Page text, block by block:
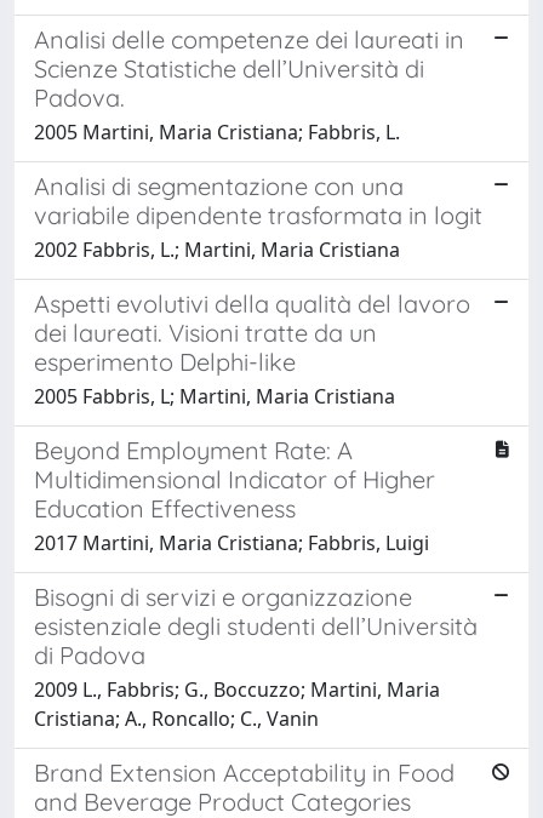
Analisi delle competenze dei laureati in
Scienze Statistiche dell’Università di
Padova.
2005 Martini, Maria Cristiana; Fabbris, L.
Analisi di segmentazione con una
variabile dipendente trasformata in logit
2002 Fabbris, L.; Martini, Maria Cristiana
Aspetti evolutivi della qualità del lavoro
dei laureati. Visioni tratte da un
esperimento Delphi-like
2005 Fabbris, L; Martini, Maria Cristiana
Beyond Employment Rate: A
Multidimensional Indicator of Higher
Education Effectiveness
2017 Martini, Maria Cristiana; Fabbris, Luigi
Bisogni di servizi e organizzazione
esistenziale degli studenti dell’Università
di Padova
2009 L., Fabbris; G., Boccuzzo; Martini, Maria
Cristiana; A., Roncallo; C., Vanin
Brand Extension Acceptability in Food
and Beverage Product Categories